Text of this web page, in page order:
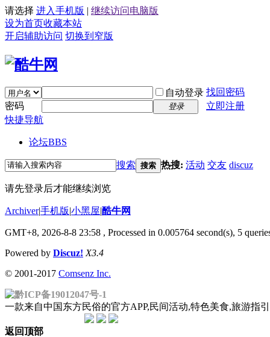
请选择 进入手机版 | 继续访问电脑版
设为首页收藏本站
开启辅助访问 切换到窄版
自动登录 找回密码
密码
登录
立即注册
快捷导航
论坛BBS
搜索 搜索 热搜: 活动 交友 discuz
请先登录后才能继续浏览
Archiver|手机版|小黑屋|酷牛网
GMT+8, 2026-8-8 23:58 , Processed in 0.005764 second(s), 5
Powered by Discuz! X3.4
© 2001-2017 Comsenz Inc.
黔ICP备19012047号-1
一款来自中国东方民俗的官方APP,民间活动,特色美食,旅游
返回顶部